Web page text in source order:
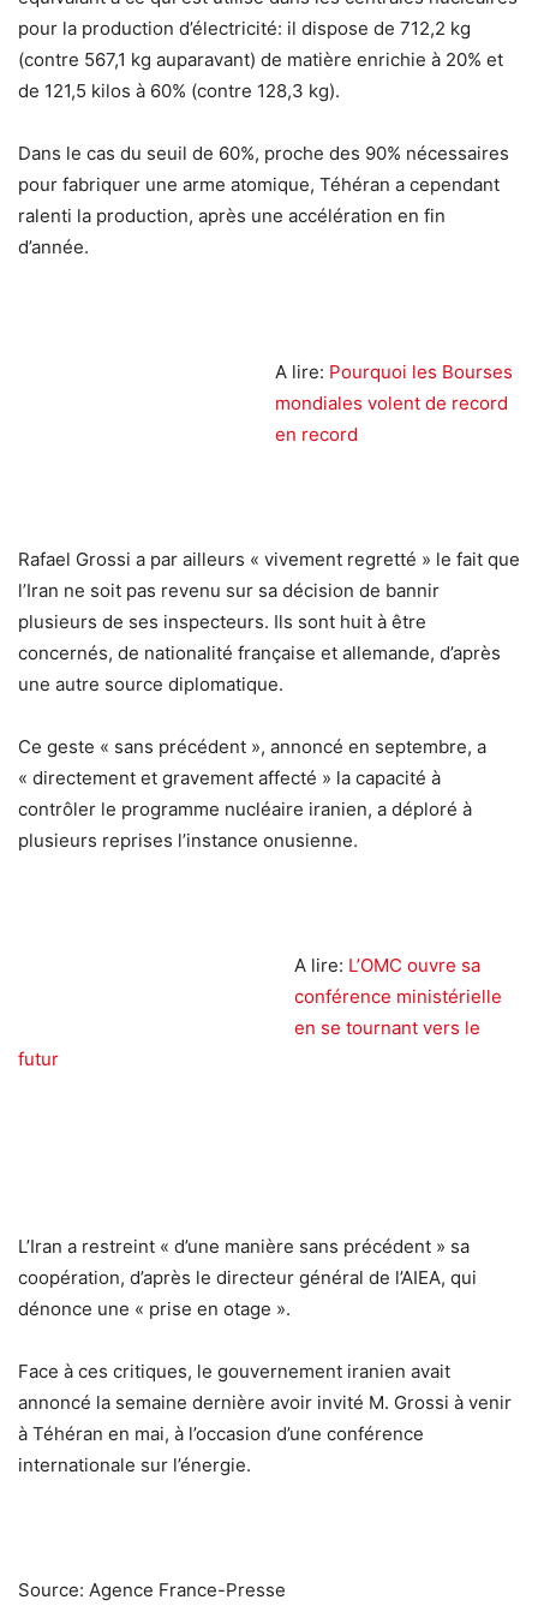
pour la production d’électricité: il dispose de 712,2 kg
(contre 567,1 kg auparavant) de matière enrichie à 20% et
de 121,5 kilos à 60% (contre 128,3 kg).
Dans le cas du seuil de 60%, proche des 90% nécessaires
pour fabriquer une arme atomique, Téhéran a cependant
ralenti la production, après une accélération en fin
d’année.
A lire: Pourquoi les Bourses
mondiales volent de record
en record
Rafael Grossi a par ailleurs « vivement regretté » le fait que
l’Iran ne soit pas revenu sur sa décision de bannir
plusieurs de ses inspecteurs. Ils sont huit à être
concernés, de nationalité française et allemande, d’après
une autre source diplomatique.
Ce geste « sans précédent », annoncé en septembre, a
« directement et gravement affecté » la capacité à
contrôler le programme nucléaire iranien, a déploré à
plusieurs reprises l’instance onusienne.
A lire: L’OMC ouvre sa
conférence ministérielle
en se tournant vers le
futur
L’Iran a restreint « d’une manière sans précédent » sa
coopération, d’après le directeur général de l’AIEA, qui
dénonce une « prise en otage ».
Face à ces critiques, le gouvernement iranien avait
annoncé la semaine dernière avoir invité M. Grossi à venir
à Téhéran en mai, à l’occasion d’une conférence
internationale sur l’énergie.
Source: Agence France-Presse